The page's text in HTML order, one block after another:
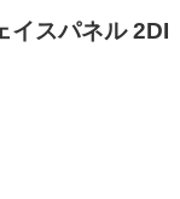
イスパネル 2DI